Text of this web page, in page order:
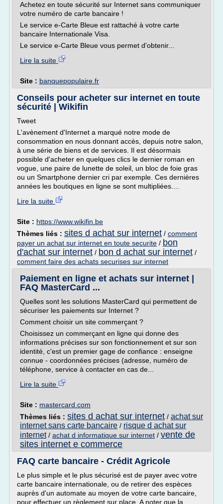
Achetez en toute sécurité sur Internet sans communiquer
votre numéro de carte bancaire !
Le service e-Carte Bleue est rattaché à votre carte
bancaire Internationale Visa.
Le service e-Carte Bleue vous permet d'obtenir...
Lire la suite
Site : banquepopulaire.fr
Conseils pour acheter sur internet en toute
sécurité | Wikifin
Tweet
L'avènement d'Internet a marqué notre mode de
consommation en nous donnant accès, depuis notre salon,
à une série de biens et de services. Il est désormais
possible d'acheter en quelques clics le dernier roman en
vogue, une paire de lunette de soleil, un bloc de foie gras
ou un Smartphone dernier cri par exemple. Ces dernières
années les boutiques en ligne se sont multipliées....
Lire la suite
Site : https://www.wikifin.be
Thèmes liés : sites d achat sur internet / comment
payer un achat sur internet en toute securite / bon
d'achat sur internet / bon d achat sur internet /
comment faire des achats securises sur internet
Paiement en ligne et achats sur internet |
FAQ MasterCard ...
Quelles sont les solutions MasterCard qui permettent de
sécuriser les paiements sur Internet ?
Comment choisir un site commerçant ?
Choisissez un commerçant en ligne qui donne des
informations précises sur son fonctionnement et sur son
identité, c'est un premier gage de confiance : enseigne
connue - coordonnées précises (adresse, numéro de
téléphone, service à contacter en cas de...
Lire la suite
Site : mastercard.com
Thèmes liés : sites d achat sur internet / achat sur
internet sans carte bancaire / risque d achat sur
internet/ achat d informatique sur internet / vente de
sites internet e commerce
FAQ carte bancaire - Crédit Agricole
Le plus simple et le plus sécurisé est de payer avec votre
carte bancaire internationale, ou de retirer des espèces
auprès d'un automate au moyen de votre carte bancaire,
pour effectuer un règlement sur place. A noter que la